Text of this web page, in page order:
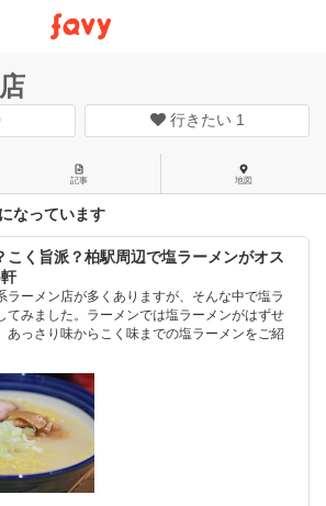
行きたい 1
記事 地図
なっています
こく旨派？柏駅周辺で塩ラーメンがオス
ラーメン店が多くありますが、そんな中で塩ラ
てみました。ラーメンでは塩ラーメンがはずせ
あっさり味からこく味までの塩ラーメンをご紹